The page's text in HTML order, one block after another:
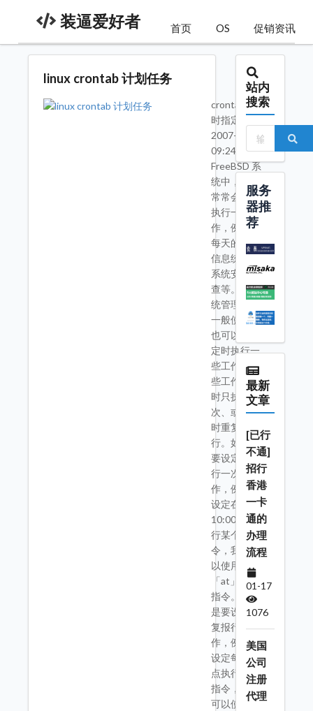
装逼爱好者 首页 OS 促销资讯
linux crontab 计划任务
crontab 定
时指定工作
2007-11-02
09:24在
FreeBSD 系
统中，系统
常常会定时
执行一行工
作，例如，
每天的系统
信息统计、
系统安全检
查等。而系
统管理者及
一般使用者
也可以设定
定时执行一
些工作，这
些工作可以
时只执行一
次、或是定
时重复执
行。如果是
要设定只执
行一次的工
作，例如，
设定在今天
10:00 时执
行某个指
令，我们可
以使用
「at」这个
指令。如果
是要设定重
复报行的工
作，例如，
设定每天 12
点执行某个
指令，我们
可以使用
站内
搜索
服务
器推
荐
最新
文章
[已行
不通]
招行
香港
一卡
通的
办理
流程
01-17
1076
美国
公司
注册
代理